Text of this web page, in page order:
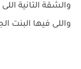
والشقة التانية
واللى فيها البنت